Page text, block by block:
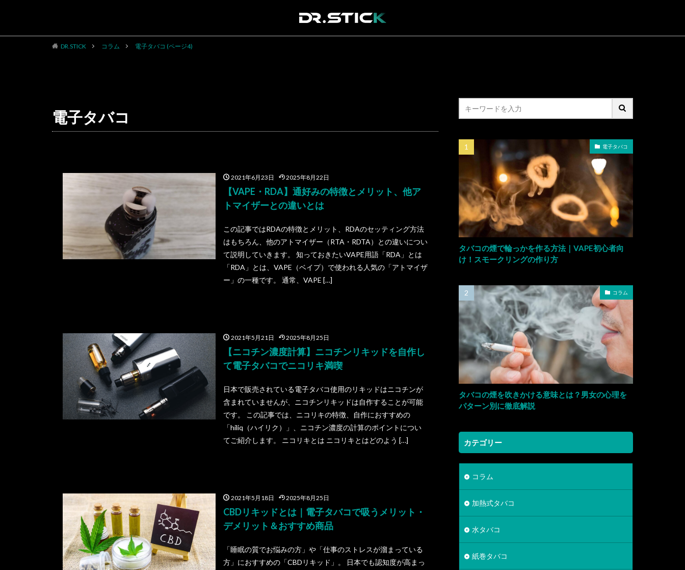
DR.STICK コラム 電子タバコ (ページ4)
電子タバコ
2021年6月23日 2025年8月22日
【VAPE・RDA】通好みの特徴とメリット、他ア
トマイザーとの違いとは
この記事ではRDAの特徴とメリット、RDAのセッティング方法
はもちろん、他のアトマイザー（RTA・RDTA）との違いについ
て説明していきます。 知っておきたいVAPE用語「RDA」とは
「RDA」とは、VAPE（ベイプ）で使われる人気の「アトマイザ
ー」の一種です。 通常、VAPE […]
2021年5月21日 2025年8月25日
【ニコチン濃度計算】ニコチンリキッドを自作し
て電子タバコでニコリキ満喫
日本で販売されている電子タバコ使用のリキッドはニコチンが
含まれていませんが、ニコチンリキッドは自作することが可能
です。 この記事では、ニコリキの特徴、自作におすすめの
「hiliq（ハイリク）」、ニコチン濃度の計算のポイントについ
てご紹介します。 ニコリキとは ニコリキとはどのよう […]
2021年5月18日 2025年8月25日
CBDリキッドとは｜電子タバコで吸うメリット・
デメリット＆おすすめ商品
「睡眠の質でお悩みの方」や「仕事のストレスが溜まっている
方」におすすめの「CBDリキッド」。 日本でも認知度が高まっ
電子タバコ
タバコの煙で輪っかを作る方法｜VAPE初心者向
け！スモークリングの作り方
コラム
タバコの煙を吹きかける意味とは？男女の心理を
パターン別に徹底解説
カテゴリー
コラム
加熱式タバコ
水タバコ
紙巻タバコ